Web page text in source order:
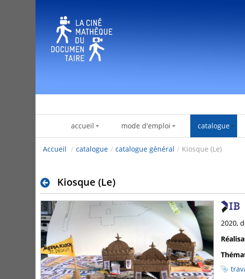
accueil mode d'emploi catalogue
Accueil / catalogue / catalogue général / Kiosque (Le)
Kiosque (Le)
2020,